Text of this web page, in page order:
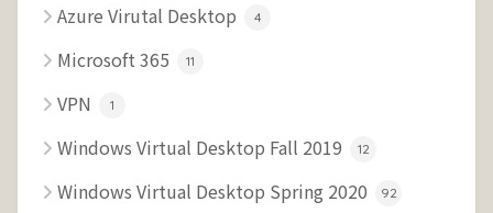
Azure Virutal Desktop 4
Microsoft 365 11
VPN 1
Windows Virtual Desktop Fall 2019 12
Windows Virtual Desktop Spring 2020 92